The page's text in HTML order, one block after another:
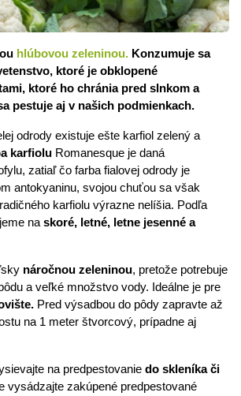
hlúbovou zeleninou. Konzumuje sa
ktoré je obklopené
ktoré ho chránia pred slnkom a
pestuje aj v našich podmienkach.
odrody existuje ešte karfiol zelený a
karfiolu Romanesque je daná
zatiaľ čo farba fialovej odrody je
antokyaninu, svojou chuťou sa však
karfiolu výrazne nelíšia. Podľa
na skoré, letné, letne jesenné a
náročnou zeleninou, pretože potrebuje
a veľké množstvo vody. Ideálne je pre
Pred výsadbou do pôdy zapravte až
na 1 meter štvorcový, prípadne aj
na predpestovanie do skleníka či
vysádzajte zakúpené predpestované